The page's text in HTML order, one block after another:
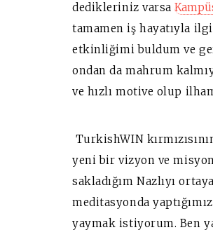
dedikleriniz varsa
tamamen iş hayatıyla
etkinliğimi buldum ve
ondan da mahrum
ve hızlı motive olup
TurkishWIN
yeni bir vizyon ve
sakladığım Nazlıyı
meditasyonda
yaymak istiyorum. Ben